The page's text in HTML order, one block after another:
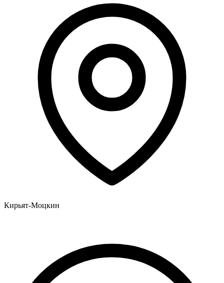
Кирьят-Моцкин